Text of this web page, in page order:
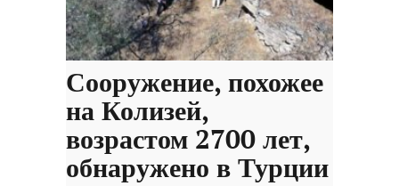
Сооружение, похожее
на Колизей,
возрастом 2700 лет,
обнаружено в Турции